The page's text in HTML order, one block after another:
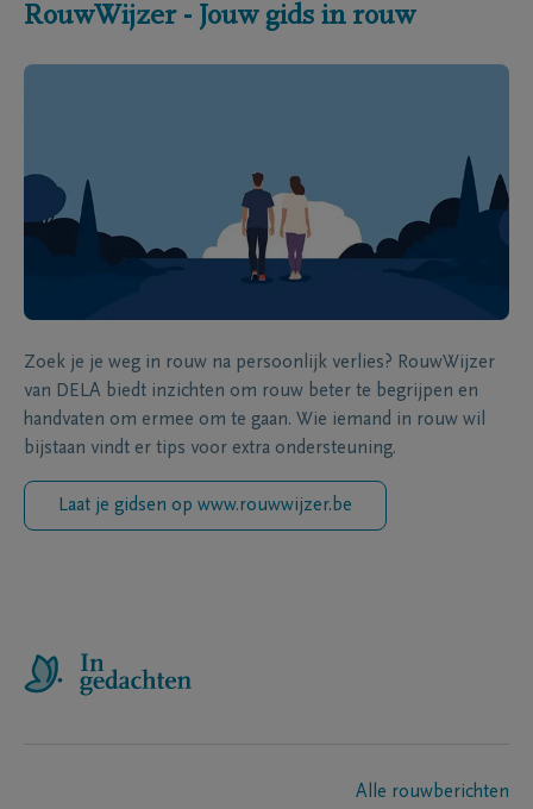
RouwWijzer - Jouw gids in rouw
Zoek je je weg in rouw na persoonlijk verlies? RouwWijzer
van DELA biedt inzichten om rouw beter te begrijpen en
handvaten om ermee om te gaan. Wie iemand in rouw wil
bijstaan vindt er tips voor extra ondersteuning.
Laat je gidsen op www.rouwwijzer.be
Alle rouwberichten